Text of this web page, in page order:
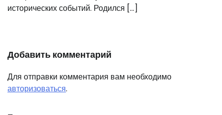
исторических событий. Родился […]
Добавить комментарий
Для отправки комментария вам необходимо
авторизоваться.